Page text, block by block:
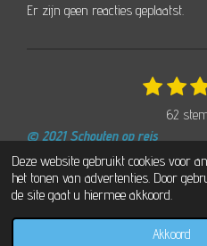
Deze website gebruikt cookies voor
het tonen van advertenties. Door
de site gaat u hiermee akkoord.
Akkoord
Er zijn geen reacties geplaatst.
n
g
:
1
t
e
r
2
s
r
r
e
n
3
s
r
e
n
62
© 2021 Schouten op reis
Powered byJouwWeb
E-